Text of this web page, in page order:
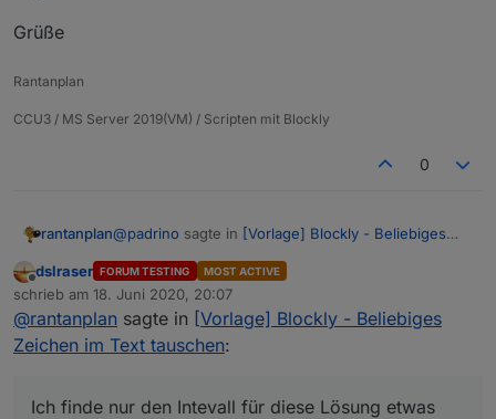
Grüße
Rantanplan
CCU3 / MS Server 2019(VM) / Scripten mit Blockly
0
rantanplan@padrino sagte in [Vorlage] Blockly - Beliebiges
@ rantanplan
Witzig, einen Ansatz mit Durchläufe = Länge
durch 250 hatte ich zuerst auch, bis ich dann
gemerkt habe, war am Ende in meinem Code
Ich finde nur den Intevall für diese Lösung etwas
unglücklich.
Offline
dslraser FORUM TESTING MOST ACTIVE
schrieb am 18. Juni 2020, 20:07
zuletzt editiert von
@rantanplan sagte in [Vorlage] Blockly - Beliebiges
Zeichen im Text tauschen:
Ich finde nur den Intevall für diese Lösung etwas